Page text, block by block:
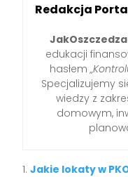
Redakcja
edukacji
hasłem
Specjalizujemy
wiedzy z
domowym,
Jakie lokaty w